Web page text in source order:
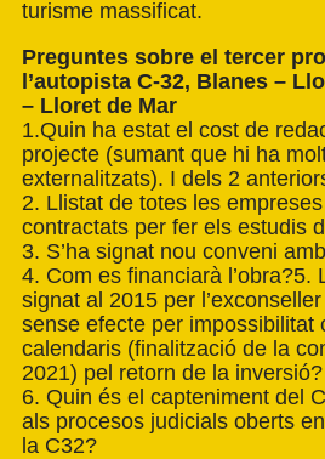
turisme massificat.
Preguntes sobre el tercer
l’autopista C-32, Blanes –
– Lloret de Mar
1.Quin ha estat el cost de
projecte (sumant que hi ha
externalitzats). I dels 2
2. Llistat de totes les
contractats per fer els estudis
3. S’ha signat nou conveni
4. Com es financiarà l’obra?5.
signat al 2015 per
sense efecte per impossibilitat
calendaris (finalització de la
2021) pel retorn de la inversió?
6. Quin és el capteniment del
als procesos judicials oberts
la C32?